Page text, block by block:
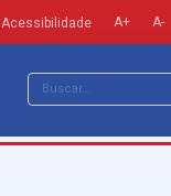
Acessibilidade A+ A-